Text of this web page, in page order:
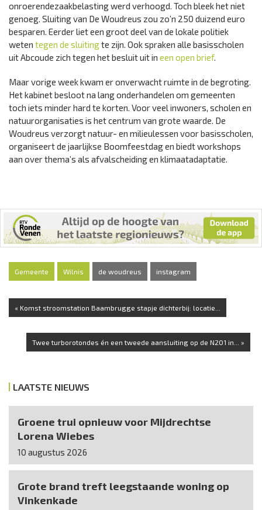
onroerendezaakbelasting werd verhoogd. Toch bleek het niet
genoeg. Sluiting van De Woudreus zou zo’n 250 duizend euro
besparen. Eerder liet een groot deel van de lokale politiek
weten tegen de sluitingte zijn. Ook spraken alle basisscholen
uit Abcoude zich tegen het besluit uit in een open brief.
Maar vorige week kwam er onverwacht ruimte in de begroting.
Het kabinet besloot na lang onderhandelen om gemeenten
toch iets minder hard te korten. Voor veel inwoners, scholen en
natuurorganisaties is het centrum van grote waarde. De
Woudreus verzorgt natuur- en milieulessen voor basisscholen,
organiseert de jaarlijkse Boomfeestdag en biedt workshops
aan over thema’s als afvalscheiding en klimaatadaptatie.
Gemeente Wilnis de woudreus instagram
« Komst stroomstation Baambrugge stapje dichterbij: locatie...
Twee turborotondes én een tweede aansluiting op de N201 in... »
LAATSTE NIEUWS
Groene trui opnieuw voor Mijdrechtse
Lorena Wiebes
10 augustus 2026
Grote brand treft leegstaande woning op
Vinkenkade